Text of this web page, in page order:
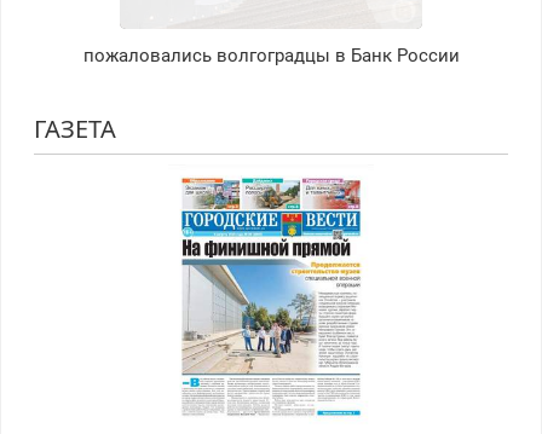
пожаловались волгоградцы в Банк России
ГАЗЕТА